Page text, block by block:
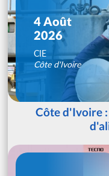
4 Août
2026
CIE
Côte d'Ivoire
Côte d'Ivoire